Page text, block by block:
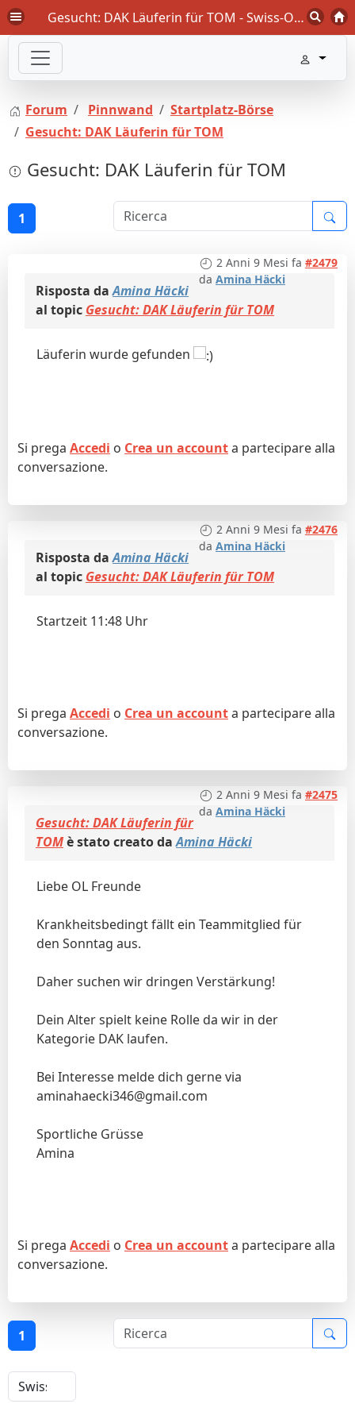
Gesucht: DAK Läuferin für TOM - Swiss-Orienteering Forum
Forum Pinnwand
Startplatz-Börse
Gesucht: DAK Läuferin für TOM
Gesucht: DAK Läuferin für TOM
1
2 Anni 9 Mesi fa #2479
da Amina Häcki
Risposta daAmina Häcki
al topic Gesucht: DAK Läuferin für TOM
Läuferin wurde gefunden
Si prega Accedi o Crea un accounta partecipare alla
conversazione.
2 Anni 9 Mesi fa #2476
da Amina Häcki
Risposta daAmina Häcki
al topic Gesucht: DAK Läuferin für TOM
Startzeit 11:48 Uhr
Si prega Accedi o Crea un accounta partecipare alla
conversazione.
2 Anni 9 Mesi fa #2475
da Amina Häcki
Gesucht: DAK Läuferin für
TOMè stato creato daAmina Häcki
Liebe OL Freunde
Krankheitsbedingt fällt ein Teammitglied für
den Sonntag aus.
Daher suchen wir dringen Verstärkung!
Dein Alter spielt keine Rolle da wir in der
Kategorie DAK laufen.
Bei Interesse melde dich gerne via
aminahaecki346@gmail.com
Sportliche Grüsse
Amina
Si prega Accedi o Crea un accounta partecipare alla
conversazione.
1